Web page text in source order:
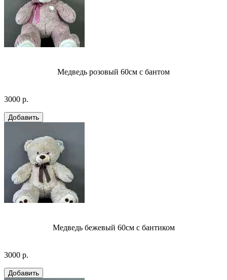
Медведь розовый 60см с бантом
3000 р.
Медведь бежевый 60см с бантиком
3000 р.